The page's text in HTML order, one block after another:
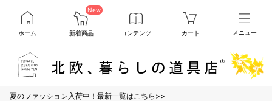
ホーム
New
新着商品 コンテンツ カート メニュー
夏のファッション入荷中！最新一覧はこちら>>